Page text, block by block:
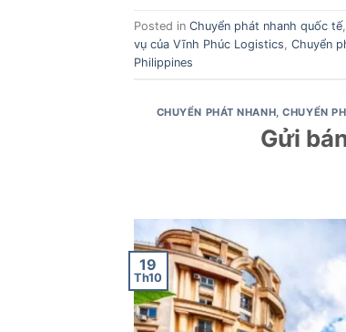
Posted in Chuyển phát nhanh quốc tế
vụ của Vĩnh Phúc Logistics Chuyển
Philippines
CHUYỂN PHÁT NHANH,CHUYỂN
Gửi
19
Th10